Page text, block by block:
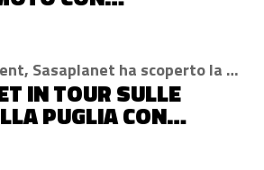
Grazie a Discoverent, Sasaplanet ha scoperto la magia della nostra amata regione
IN TOUR SULLE
PUGLIA CON